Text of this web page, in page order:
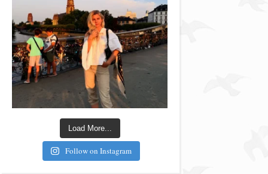
Load More...
Follow on Instagram